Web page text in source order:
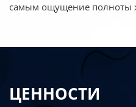
самым ощущение полноты
ЦЕННОСТИ